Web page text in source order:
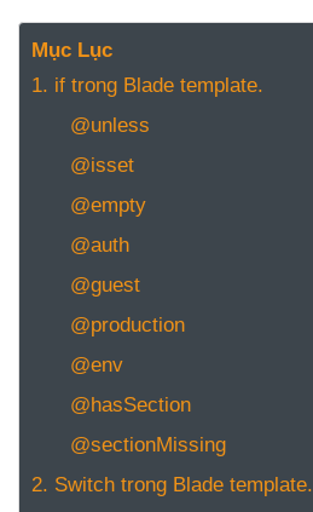
TOOLS &
SOFTWARE
REVIEW
TÌM KIẾM
TIN TUYỂN
Mục Lục
1. if trong Blade template.
@unless
@isset
@empty
@auth
@guest
@production
@env
@hasSection
@sectionMissing
2. Switch trong Blade template.